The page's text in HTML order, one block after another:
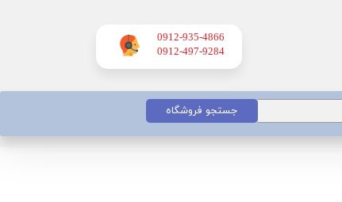
0912-935-4866
​​​​​​​0912-497-9284
جستجو فروشگاه